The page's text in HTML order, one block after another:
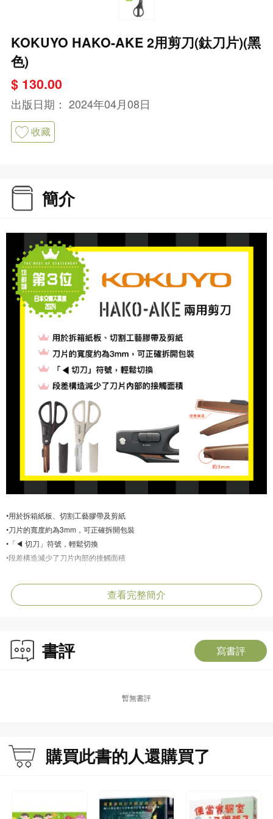
KOKUYO HAKO-AKE 2用剪刀(鈦刀片)(黑
色)
$ 130.00
出版日期： 2024年04月08日
收藏
簡介
•用於拆箱紙板、切割工藝膠帶及剪紙
•刀片的寬度約為3mm，可正確拆開包裝
•「◀ 切刀」符號，輕鬆切換
•段差構造減少了刀片內部的接觸面積
查看完整簡介
書評 寫書評
暫無書評
購買此書的人還購買了